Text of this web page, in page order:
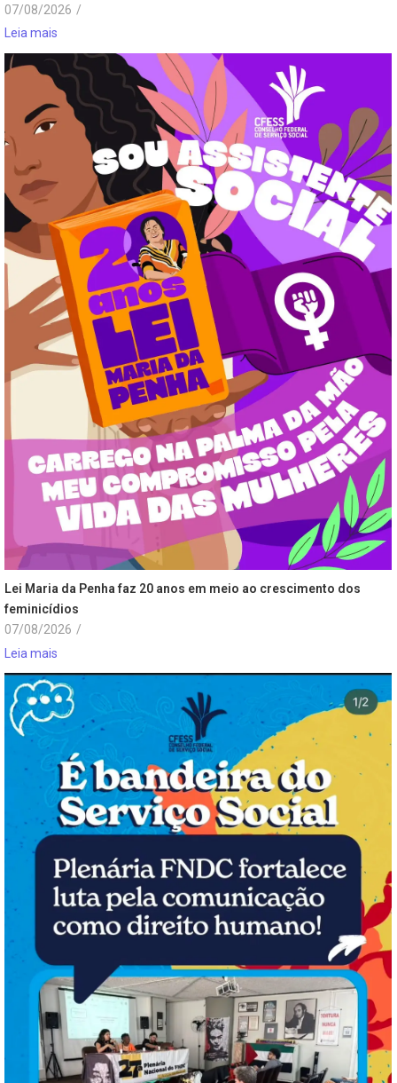
07/08/2026 /
Leia mais
Lei Maria da Penha faz 20 anos em meio ao crescimento dos
feminicídios
07/08/2026 /
Leia mais